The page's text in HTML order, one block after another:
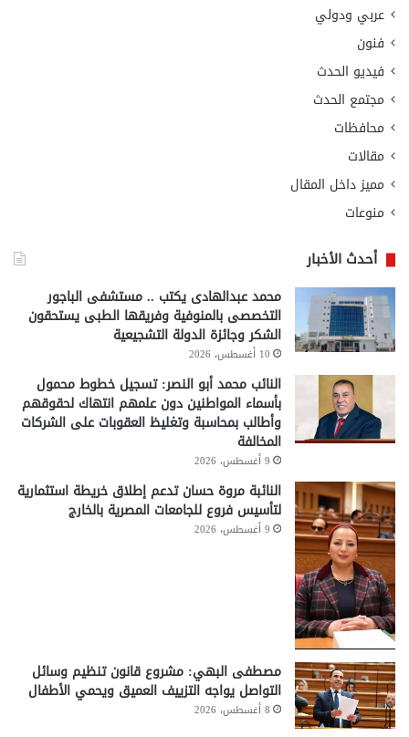
عربي ودولي
فنون
فيديو الحدث
مجتمع الحدث
محافظات
مقالات
مميز داخل المقال
منوعات
أحدث الأخبار
محمد عبدالهادى يكتب .. مستشفى الباجور
التخصصى بالمنوفية وفريقها الطبى يستحقون
الشكر وجائزة الدولة التشجيعية
10 أغسطس، 2026
النائب محمد أبو النصر: تسجيل خطوط محمول
بأسماء المواطنين دون علمهم انتهاك لحقوقهم
وأطالب بمحاسبة وتغليظ العقوبات على الشركات
المخالفة
9 أغسطس، 2026
النائبة مروة حسان تدعم إطلاق خريطة استثمارية
لتأسيس فروع للجامعات المصرية بالخارج
9 أغسطس، 2026
مصطفى البهي: مشروع قانون تنظيم وسائل
التواصل يواجه التزييف العميق ويحمي الأطفال
8 أغسطس، 2026